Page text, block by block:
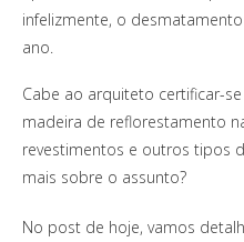
infelizmente, o
ano.
Cabe ao arquiteto certificar-
madeira de reflorestamento
revestimentos e outros tipos
mais sobre o assunto?
No post de hoje, vamos